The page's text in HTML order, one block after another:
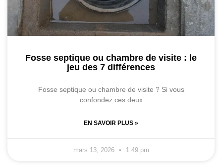
Fosse septique ou chambre de visite : le
jeu des 7 différences
Fosse septique ou chambre de visite ? Si vous
confondez ces deux
EN SAVOIR PLUS »
mars 13, 2026 1:49 pm